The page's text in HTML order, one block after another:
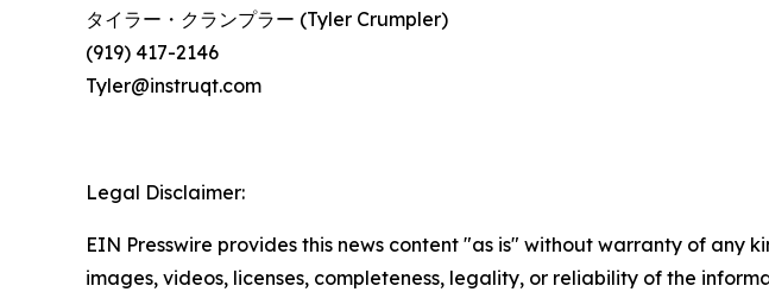
タイラー・クランプラー (Tyler Crumpler)
(919) 417-2146
Tyler@instruqt.com
Legal Disclaimer:
EIN Presswire provides this news content "as is" without warranty of
images, videos, licenses, completeness, legality, or reliability of the